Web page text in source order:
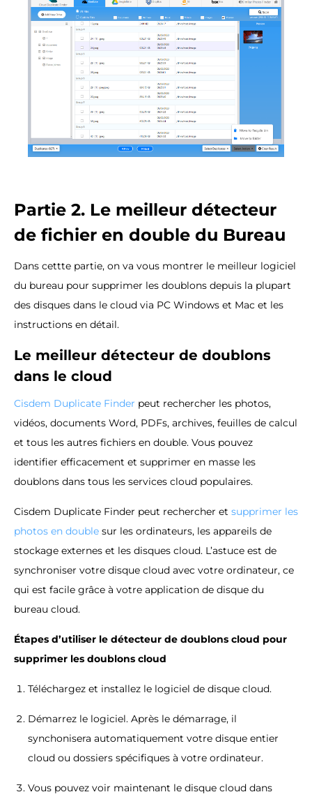
Partie 2. Le meilleur détecteur
de fichier en double du Bureau
Dans cettte partie, on va vous montrer le meilleur logiciel
du bureau pour supprimer les doublons depuis la plupart
des disques dans le cloud via PC Windows et Mac et les
instructions en détail.
Le meilleur détecteur de doublons
dans le cloud
Cisdem Duplicate Finder peut rechercher les photos,
vidéos, documents Word, PDFs, archives, feuilles de calcul
et tous les autres fichiers en double. Vous pouvez
identifier efficacement et supprimer en masse les
doublons dans tous les services cloud populaires.
Cisdem Duplicate Finder peut rechercher et supprimer les
photos en double sur les ordinateurs, les appareils de
stockage externes et les disques cloud. L’astuce est de
synchroniser votre disque cloud avec votre ordinateur, ce
qui est facile grâce à votre application de disque du
bureau cloud.
Étapes d’utiliser le détecteur de doublons cloud pour
supprimer les doublons cloud
Téléchargez et installez le logiciel de disque cloud.
Démarrez le logiciel. Après le démarrage, il
synchonisera automatiquement votre disque entier
cloud ou dossiers spécifiques à votre ordinateur.
Vous pouvez voir maintenant le disque cloud dans